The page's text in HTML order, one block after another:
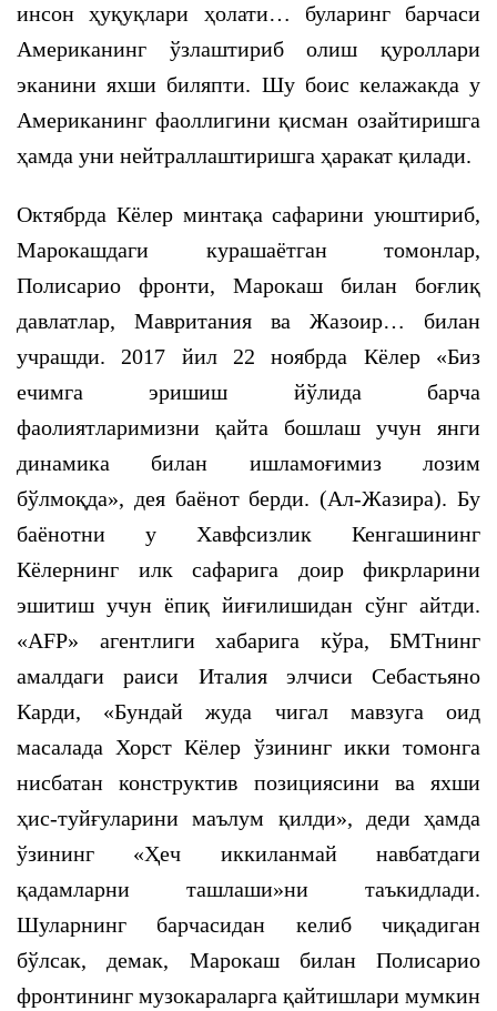
инсон ҳуқуқлари ҳолати… буларинг барчаси
Американинг ўзлаштириб олиш қуроллари
эканини яхши биляпти. Шу боис келажакда у
Американинг фаоллигини қисман озайтиришга
ҳамда уни нейтраллаштиришга ҳаракат қилади.
Октябрда Кёлер минтақа сафарини уюштириб,
Марокашдаги курашаётган томонлар,
Полисарио фронти, Марокаш билан боғлиқ
давлатлар, Мавритания ва Жазоир… билан
учрашди. 2017 йил 22 ноябрда Кёлер «Биз
ечимга эришиш йўлида барча
фаолиятларимизни қайта бошлаш учун янги
динамика билан ишламоғимиз лозим
бўлмоқда», дея баёнот берди. (Ал-Жазира). Бу
баёнотни у Хавфсизлик Кенгашининг
Кёлернинг илк сафарига доир фикрларини
эшитиш учун ёпиқ йиғилишидан сўнг айтди.
«AFP» агентлиги хабарига кўра, БМТнинг
амалдаги раиси Италия элчиси Себастьяно
Карди, «Бундай жуда чигал мавзуга оид
масалада Хорст Кёлер ўзининг икки томонга
нисбатан конструктив позициясини ва яхши
ҳис-туйғуларини маълум қилди», деди ҳамда
ўзининг «Ҳеч иккиланмай навбатдаги
қадамларни ташлаши»ни таъкидлади.
Шуларнинг барчасидан келиб чиқадиган
бўлсак, демак, Марокаш билан Полисарио
фронтининг музокараларга қайтишлари мумкин